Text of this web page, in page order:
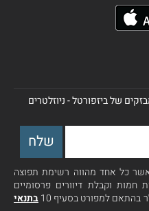
של ביזפורטל - ניוזלטרים
כל אחד מהווה רשימת תפוצה
חמות וקבלת דיוורים פרסומיים
בהתאם למפורט בסעיף 10
בתנאי